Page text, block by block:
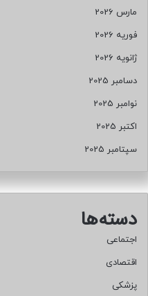
مارس 2026
فوریه 2026
ژانویه 2026
دسامبر 2025
نوامبر 2025
اکتبر 2025
سپتامبر 2025
دسته‌ها
اجتماعی
اقتصادی
پزشکی